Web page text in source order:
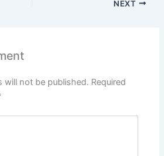
NEXT
will not be published. Required